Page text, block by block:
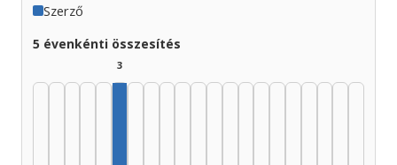
Szerző
5 évenkénti összesítés
3